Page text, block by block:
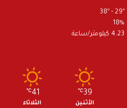
38º - 29º
18%
4.23 كيلومتر/ساعة
39
℃
الأثنين
41
℃
الثلاثاء